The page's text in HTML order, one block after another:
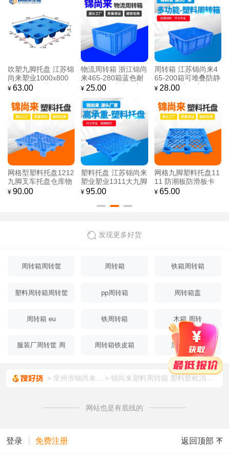
吹塑九脚托盘 江苏锦
尚来塑业1000x800
加厚物流用蓝色九脚
¥ 63.00
物流周转箱 浙江锦尚
来465-280箱蓝色耐
摔HDPE新料加厚塑
¥ 25.00
周转箱 江苏锦尚来4
65-200箱可堆叠防静
电家电零部件塑料周
¥ 28.00
网格型塑料托盘1212
九脚叉车托盘仓库物
流仓储运输卡板地台
¥ 90.00
塑料托盘 江苏锦尚来
塑业塑业1311大九脚
网格防潮地台塑料托
¥ 95.00
网格九脚塑料托盘11
11 防潮板防滑板卡
板 江苏锦尚来塑业工
¥ 65.00
发现更多好货
周转箱周转筐 周转箱 铁箱周转箱
塑料周转箱周转筐 pp周转箱 周转箱盖
周转箱 eu 铁周转箱 木箱 周转
服装厂周转筐 周 周转箱铁皮箱 黑色周转箱
常州市锦尚来... 锦尚来塑料周转箱 塑料胶框消毒餐具胶箱 五金长方形工具箱加厚物料筐
网站也是有底线的
登录 免费注册 返回顶部